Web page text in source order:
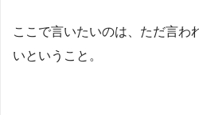
ここで言いたいのは、ただ言わ
いということ。